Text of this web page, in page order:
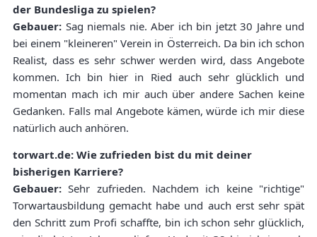
der Bundesliga zu spielen?
Gebauer: Sag niemals nie. Aber ich bin jetzt 30 Jahre und
bei einem "kleineren" Verein in Österreich. Da bin ich schon
Realist, dass es sehr schwer werden wird, dass Angebote
kommen. Ich bin hier in Ried auch sehr glücklich und
momentan mach ich mir auch über andere Sachen keine
Gedanken. Falls mal Angebote kämen, würde ich mir diese
natürlich auch anhören.
torwart.de: Wie zufrieden bist du mit deiner
bisherigen Karriere?
Gebauer:Sehr zufrieden. Nachdem ich keine "richtige"
Torwartausbildung gemacht habe und auch erst sehr spät
den Schritt zum Profi schaffte, bin ich schon sehr glücklich,